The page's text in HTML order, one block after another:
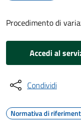
Procedimento di
Accedi al
Condividi
Normativa di